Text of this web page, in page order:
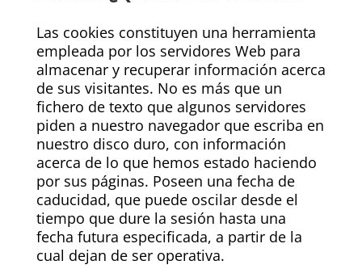
Las cookies constituyen una herramienta
empleada por los servidores Web para
almacenar y recuperar información acerca
de sus visitantes. No es más que un
fichero de texto que algunos servidores
piden a nuestro navegador que escriba en
nuestro disco duro, con información
acerca de lo que hemos estado haciendo
por sus páginas. Poseen una fecha de
caducidad, que puede oscilar desde el
tiempo que dure la sesión hasta una
fecha futura especificada, a partir de la
cual dejan de ser operativa.